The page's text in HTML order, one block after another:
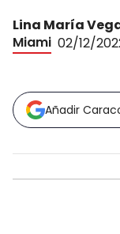
Lina María
Miami 02/12/
Añadir